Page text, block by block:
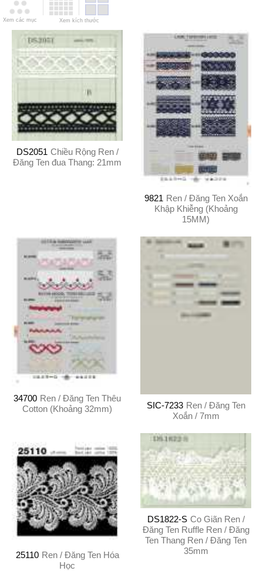
Xem các mục Xem kích thước
DS2051 Chiều Rộng Ren /
Đăng Ten đua Thang: 21mm
9821 Ren / Đăng Ten Xoắn
Khập Khiễng (Khoảng
15MM)
34700 Ren / Đăng Ten Thêu
Cotton (Khoảng 32mm)
SIC-7233 Ren / Đăng Ten
Xoắn / 7mm
25110 Ren / Đăng Ten Hóa
Học
DS1822-S Co Giãn Ren /
Đăng Ten Ruffle Ren / Đăng
Ten Thang Ren / Đăng Ten
35mm